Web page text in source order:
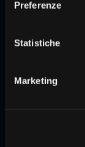
Preferenze
Statistiche
Marketing
Plena, un
ofrece